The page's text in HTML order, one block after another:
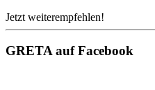
Jetzt weiterempfehlen!
GRETA auf Facebook